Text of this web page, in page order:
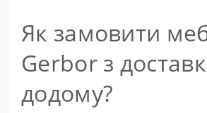
Як замовити
Gerbor з
додому?